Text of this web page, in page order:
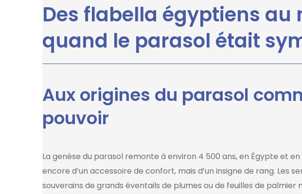
Des flabella égyptiens au
quand le parasol était
Aux origines du parasol
pouvoir
La genèse du parasol remonte à environ 4 500 ans, en Égypte et
encore d’un accessoire de confort, mais d’un insigne de rang. Les
souverains de grands éventails de plumes ou de feuilles de palmier